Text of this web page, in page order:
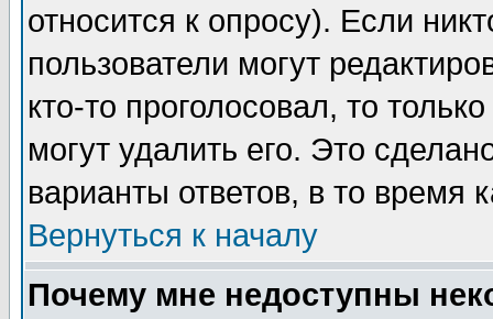
относится к опросу). Если
пользователи могут
кто-то проголосовал, то
могут удалить его. Это
варианты ответов, в то время
Вернуться к началу
Почему мне недоступны